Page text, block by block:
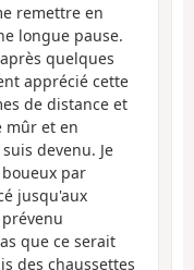
remettre en
longue pause.
quelques
apprécié cette
de distance et
mûr et en
devenu. Je
par
jusqu'aux
que ce serait
des chaussettes